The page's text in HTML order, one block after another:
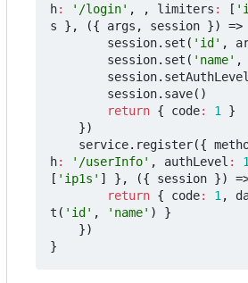
h: '/login' , , limiters : [
s
}, ({ args , session }) =>
session. set ( 'id' ,
session. set ( 'name' ,
session. setAuthLevel
session. save()
return { code: 1
}
})
service. register({
h: '/userInfo' , authLevel : 1
[ 'ip1s' ] }, ({ session })
return { code: 1 ,
t ( 'id' , 'name' )
}
})
}